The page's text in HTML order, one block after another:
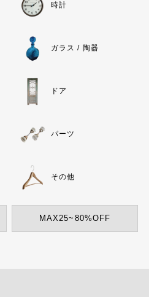
時計
ガラス / 陶器
ドア
パーツ
その他
MAX25~80%OFF